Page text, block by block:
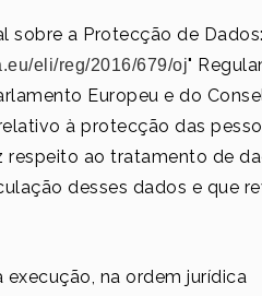
sobre a Protecção de
eli/reg/2016/679/oj"
Europeu e do
à protecção das
respeito ao tratamento de
desses dados e que
na ordem jurídica